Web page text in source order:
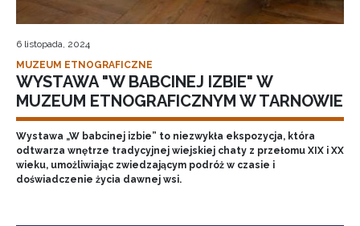
6 listopada, 2024
MUZEUM ETNOGRAFICZNE
WYSTAWA "W BABCINEJ IZBIE" W
MUZEUM ETNOGRAFICZNYM W TARNOWIE
Wystawa „W babcinej izbie” to niezwykła ekspozycja, która
odtwarza wnętrze tradycyjnej wiejskiej chaty z przełomu XIX i XX
wieku, umożliwiając zwiedzającym podróż w czasie i
doświadczenie życia dawnej wsi.